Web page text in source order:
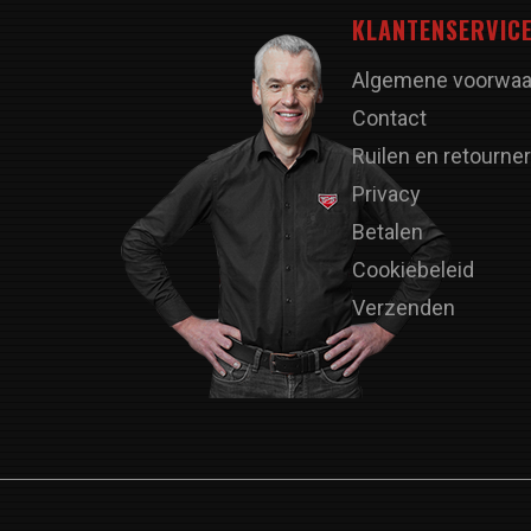
KLANTENSERVICE
Algemene
Contact
Ruilen en
Privacy
Betalen
Cookiebeleid
Verzenden